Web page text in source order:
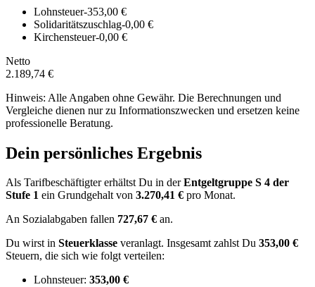
Lohnsteuer-353,00 €
Solidaritätszuschlag-0,00 €
Kirchensteuer-0,00 €
Netto
2.189,74 €
Hinweis: Alle Angaben ohne Gewähr. Die Berechnungen und
Vergleiche dienen nur zu Informationszwecken und ersetzen keine
professionelle Beratung.
Dein persönliches Ergebnis
Als Tarifbeschäftigter erhältst Du in derEntgeltgruppe S 4 der
Stufe 1 ein Grundgehalt von 3.270,41 € pro Monat.
An Sozialabgaben fallen 727,67 € an.
Du wirst in Steuerklasse veranlagt. Insgesamt zahlst Du 353,00 €
Steuern, die sich wie folgt verteilen:
Lohnsteuer: 353,00 €